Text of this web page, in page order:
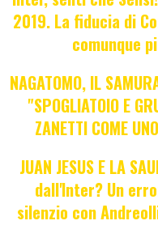
2019. La fiducia di
comunque
NAGATOMO, IL
"SPOGLIATOIO E
ZANETTI COME
JUAN JESUS E LA
dall'Inter? Un
silenzio con